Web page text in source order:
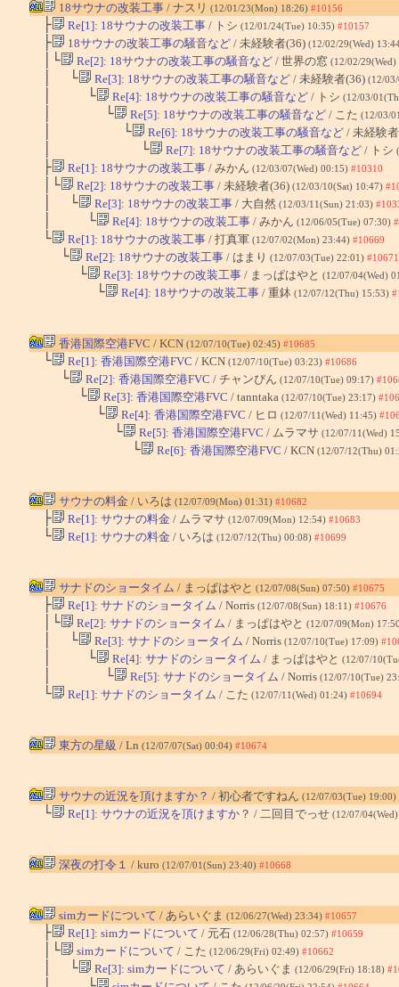
18サウナの改装工事/ ナスリ (12/01/23(Mon) 18:26) #10156
├ Re[1]: 18サウナの改装工事/ トシ (12/01/24(Tue) 10:35) #10157
├ 18サウナの改装工事の騒音など/ 未経験者(36) (12/02/29(Wed)
│└ Re[2]: 18サウナの改装工事の騒音など/ 世界の窓 (12/02/
│ └ Re[3]: 18サウナの改装工事の騒音など/ 未経験者(36) (12/
│ └ Re[4]: 18サウナの改装工事の騒音など/ トシ (12/03/
│ └ Re[5]: 18サウナの改装工事の騒音など/ こた (12/03/
│ └ Re[6]: 18サウナの改装工事の騒音など/ 未経験
│ └ Re[7]: 18サウナの改装工事の騒音など/ トシ
├ Re[1]: 18サウナの改装工事/ みかん (12/03/07(Wed) 00:15) #10310
│└ Re[2]: 18サウナの改装工事/ 未経験者(36) (12/03/10(Sat) 10:47)
│ └ Re[3]: 18サウナの改装工事/ 大自然 (12/03/11(Sun) 21:03)
│ └ Re[4]: 18サウナの改装工事/ みかん (12/06/05(Tue) 07:30)
└ Re[1]: 18サウナの改装工事/ 打真軍 (12/07/02(Mon) 23:44) #10669
└ Re[2]: 18サウナの改装工事/ はまり (12/07/03(Tue) 22:01) #10671
└ Re[3]: 18サウナの改装工事/ まっぱはやと (12/07/04(Wed)
└ Re[4]: 18サウナの改装工事/ 重鉢 (12/07/12(Thu) 15:53)
香港国際空港FVC / KCN (12/07/10(Tue) 02:45) #10685
└ Re[1]: 香港国際空港FVC / KCN (12/07/10(Tue) 03:23) #10686
└ Re[2]: 香港国際空港FVC / チャンぴん (12/07/10(Tue) 09:17)
└ Re[3]: 香港国際空港FVC / tanntaka (12/07/10(Tue) 23:17)
└ Re[4]: 香港国際空港FVC / ヒロ (12/07/11(Wed) 11:45)
└ Re[5]: 香港国際空港FVC / ムラマサ (12/07/11(Wed)
└ Re[6]: 香港国際空港FVC / KCN (12/07/12(Thu)
サウナの料金 / いろは (12/07/09(Mon) 01:31) #10682
├ Re[1]: サウナの料金 / ムラマサ (12/07/09(Mon) 12:54) #10683
└ Re[1]: サウナの料金 / いろは (12/07/12(Thu) 00:08) #10699
サナドのショータイム / まっぱはやと (12/07/08(Sun) 07:50) #10675
├ Re[1]: サナドのショータイム / Norris (12/07/08(Sun) 18:11) #10676
│└ Re[2]: サナドのショータイム / まっぱはやと (12/07/09(Mon)
│ └ Re[3]: サナドのショータイム / Norris (12/07/10(Tue) 17:09)
│ └ Re[4]: サナドのショータイム / まっぱはやと (12/07/
│ └ Re[5]: サナドのショータイム / Norris (12/07/10(Tue)
└ Re[1]: サナドのショータイム / こた (12/07/11(Wed) 01:24) #10694
東方の星級 / Ln (12/07/07(Sat) 00:04) #10674
サウナの近況を頂けますか？ / 初心者ですねん (12/07/03(Tue) 19:00)
└ Re[1]: サウナの近況を頂けますか？ / 二回目でっせ (12/07/
深夜の打令１ / kuro (12/07/01(Sun) 23:40) #10668
simカードについて / あらいぐま (12/06/27(Wed) 23:34) #10657
├ Re[1]: simカードについて / 元石 (12/06/28(Thu) 02:57) #10659
│└ simカードについて / こた (12/06/29(Fri) 02:49) #10662
│ └ Re[3]: simカードについて / あらいぐま (12/06/29(Fri) 18:18)